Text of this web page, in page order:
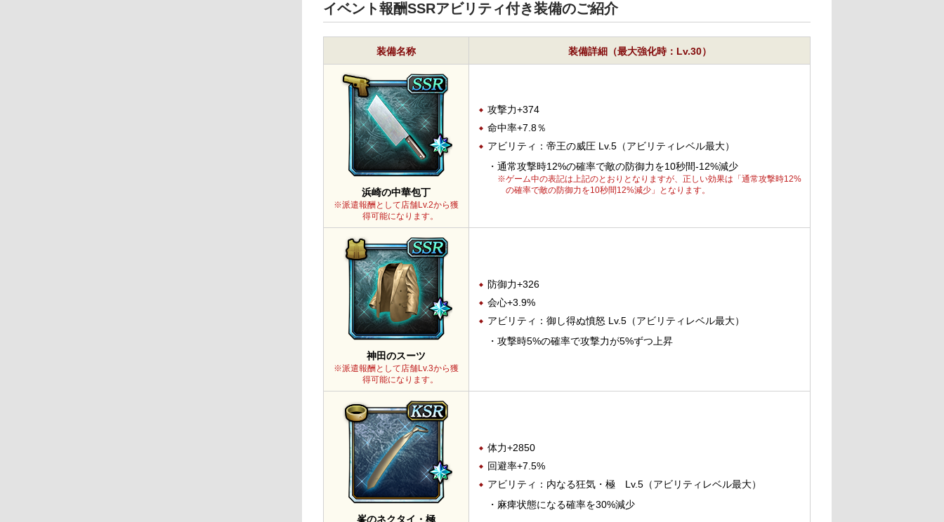
イベント報酬SSRアビリティ付き装備のご紹介
装備名称 装備詳細（最大強化時：Lv.30）
浜崎の中華包丁
※派遣報酬として店舗Lv.2から獲
得可能になります。
攻撃力+374
命中率+7.8％
アビリティ：帝王の威圧 Lv.5（アビリティレベル最大）
通常攻撃時12%の確率で敵の防御力を10秒間-12%減少
※ゲーム中の表記は上記のとおりとなりますが、正しい効果は「通常攻撃時12%
の確率で敵の防御力を10秒間12%減少」となります。
神田のスーツ
※派遣報酬として店舗Lv.3から獲
得可能になります。
防御力+326
会心+3.9%
アビリティ：御し得ぬ憤怒 Lv.5（アビリティレベル最大）
攻撃時5%の確率で攻撃力が5%ずつ上昇
峯のネクタイ・極
体力+2850
回避率+7.5%
アビリティ：内なる狂気・極 Lv.5（アビリティレベル最大）
麻痺状態になる確率を30%減少